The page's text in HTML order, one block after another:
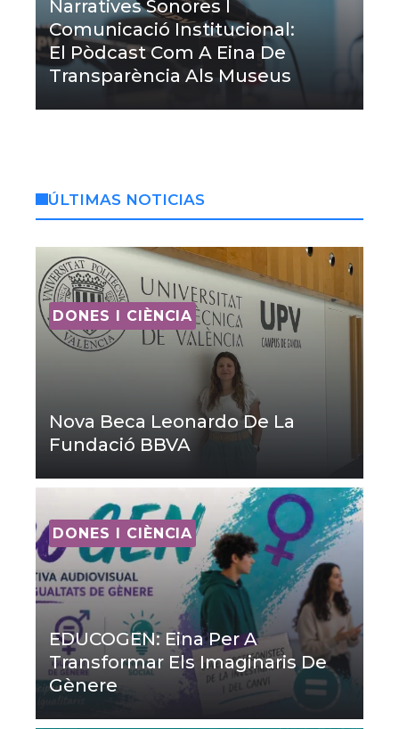
Narratives Sonores I
Comunicació Institucional:
El Pòdcast Com A Eina De
Transparència Als Museus
ÚLTIMAS NOTICIAS
DONES I CIÈNCIA
Nova Beca Leonardo De La
Fundació BBVA
DONES I CIÈNCIA
EDUCOGEN: Eina Per A
Transformar Els Imaginaris De
Gènere